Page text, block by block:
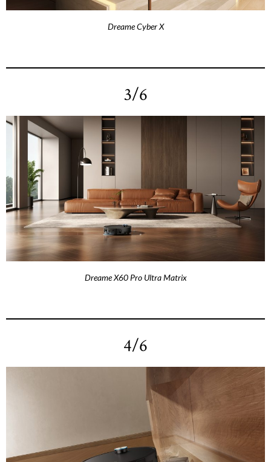
Dreame Cyber X
3/6
Dreame X60 Pro Ultra Matrix
4/6